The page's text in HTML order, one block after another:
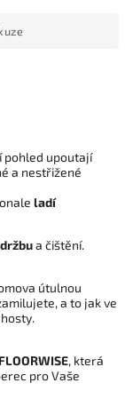
pohled upoutají
a nestřižené
ladí
a čištění.
útulnou
a to jak ve
FLOORWISE, která
pro Vaše